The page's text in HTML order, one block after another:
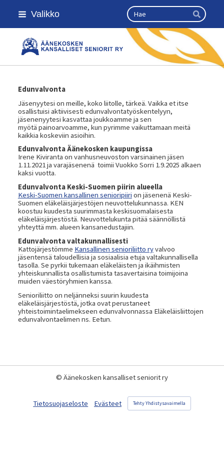
Siirry
sivun
Valikko Haku
Hae
Äänekosken kansalliset seniorit
Edunvalvonta
Jäsenyytesi on meille, koko liitolle, tärkeä. Vaikka et itse
osallistuisi aktiivisesti edunvalvontatyöskentelyyn,
jäsenenyytesi kasvattaa joukkoamme ja sen
myötä painoarvoamme, kun pyrimme vaikuttamaan meitä
kaikkia koskeviin asioihin.
Edunvalvonta Äänekosken kaupungissa
Irene Kiviranta on vanhusneuvoston varsinainen jäsen
1.11.2021 ja varajäsenenä toimii Vuokko Sorri 1.9.2025 alkaen
kaksi vuotta.
Edunvalvonta Keski-Suomen piirin alueella
Keski-Suomen kansallinen senioripiiri on jäsenenä Keski-
Suomen eläkeläisjärjestöjen neuvottelukunnassa. KEN
koostuu kuudesta suurimmasta keskisuomalaisesta
eläkeläisjärjestöstä. Neuvottelukunta pitää säännöllistä
yhteyttä mm. alueen kansanedustajiin.
Edunvalvonta valtakunnallisesti
Kattojärjestömme Kansallinen senioriliitto ryvalvoo
jäsentensä taloudellisia ja sosiaalisia etuja valtakunnallisella
tasolla. Se pyrkii tukemaan eläkeläisten ja ikäihmisten
yhteiskunnallista osallistumista tasavertaisina toimijoina
muiden väestöryhmien kanssa.
Senioriliitto on neljänneksi suurin kuudesta
eläkeläisjärjestöstä, jotka ovat perustaneet
yhteistoimintaelimekseen edunvalvonnassa Eläkeläisliittojen
edunvalvontaelimen ns. Eetun.
© Äänekosken kansalliset seniorit ry
Tietosuojaseloste Evästeet Tehty Yhdistysavaimella